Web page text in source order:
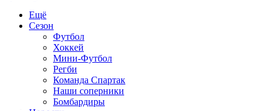
Ещё
Сезон
Футбол
Хоккей
Мини-Футбол
Регби
Команда Спартак
Наши соперники
Бомбардиры